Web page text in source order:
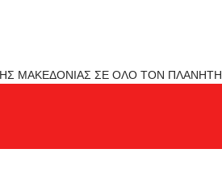
ΜΑΚΕΔΟΝΙΑΣ ΣΕ ΟΛΟ ΤΟΝ ΠΛΑΝΗΤΗ